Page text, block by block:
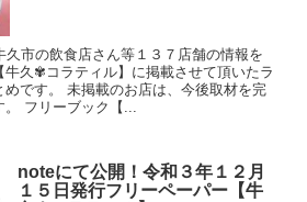
久市の飲食店さん等１３７店舗の情報を
牛久✾コラティル】に掲載させて頂いたラ
めです。 未掲載のお店は、今後取材を完
。 フリーブック【...
noteにて公開！令和３年１２月
１５日発行フリーペーパー【牛